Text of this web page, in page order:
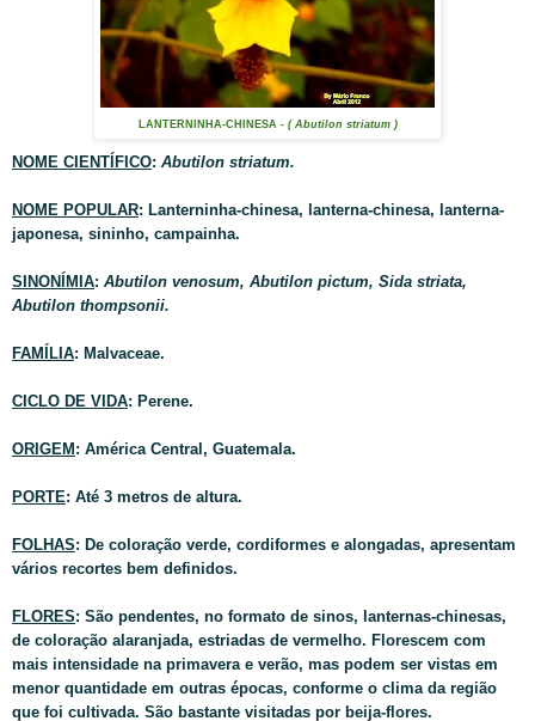
LANTERNINHA-CHINESA - ( Abutilon striatum )
NOME CIENTÍFICO: Abutilon striatum.
NOME POPULAR: Lanterninha-chinesa, lanterna-chinesa, lanterna-
japonesa, sininho, campainha.
SINONÍMIA: Abutilon venosum, Abutilon pictum, Sida striata,
Abutilon thompsonii.
FAMÍLIA: Malvaceae.
CICLO DE VIDA: Perene.
ORIGEM: América Central, Guatemala.
PORTE: Até 3 metros de altura.
FOLHAS: De coloração verde, cordiformes e alongadas, apresentam
vários recortes bem definidos.
FLORES: São pendentes, no formato de sinos, lanternas-chinesas,
de coloração alaranjada, estriadas de vermelho. Florescem com
mais intensidade na primavera e verão, mas podem ser vistas em
menor quantidade em outras épocas, conforme o clima da região
que foi cultivada. São bastante visitadas por beija-flores.